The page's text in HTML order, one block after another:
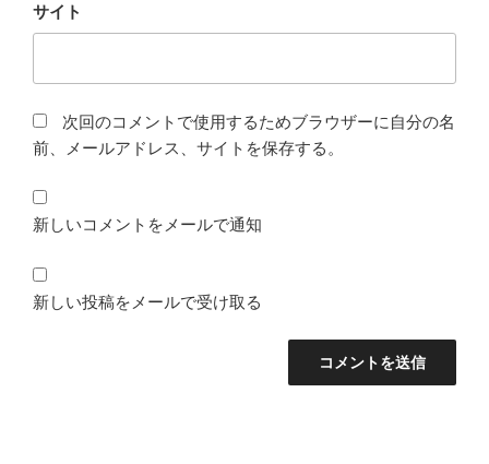
サイト
次回のコメントで使用するためブラウザーに自分の名
前、メールアドレス、サイトを保存する。
新しいコメントをメールで通知
新しい投稿をメールで受け取る